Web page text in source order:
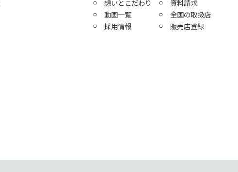
想いとこだわり
動画一覧
採用情報
資料請求
全国の取扱店
販売店登録